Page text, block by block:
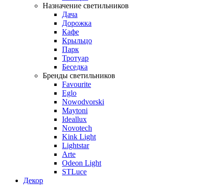
Назначение светильников
Дача
Дорожка
Кафе
Крыльцо
Парк
Тротуар
Беседка
Бренды светильников
Favourite
Eglo
Nowodvorski
Maytoni
Ideallux
Novotech
Kink Light
Lightstar
Arte
Odeon Light
STLuce
Декор